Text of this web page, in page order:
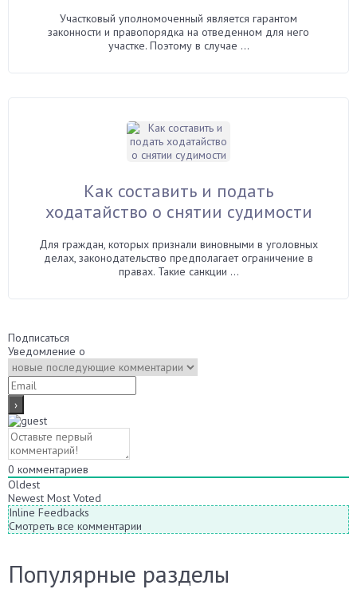
Участковый уполномоченный является гарантом
законности и правопорядка на отведенном для него
участке. Поэтому в случае ...
Как составить и подать
ходатайство о снятии судимости
Для граждан, которых признали виновными в уголовных
делах, законодательство предполагает ограничение в
правах. Такие санкции ...
Подписаться
Уведомление о
0 комментариев
Oldest
Newest Most Voted
Inline Feedbacks
Смотреть все комментарии
Популярные разделы